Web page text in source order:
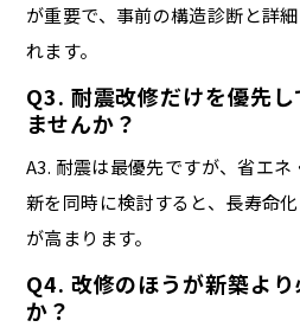
が重要で、事前の構造診断と詳
れます。
Q3. 耐震改修だけを優先し
ませんか？
A3. 耐震は最優先ですが、省エ
新を同時に検討すると、長寿命
が高まります。
Q4. 改修のほうが新築よ
か？